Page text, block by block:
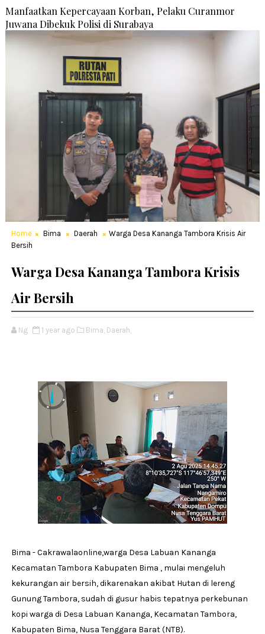
Manfaatkan Kepercayaan Korban, Pelaku Curanmor
Juwana Dibekuk Polisi di Surabaya
Home Bima Daerah
Warga Desa Kananga Tambora Krisis Air
Bersih
Warga Desa Kananga Tambora Krisis
Air Bersih
Ng 1 year ago Bima, Daerah,
Bima - Cakrawalaonline,warga Desa Labuan Kananga
Kecamatan Tambora Kabupaten Bima , mulai mengeluh
kekurangan air bersih, dikarenakan akibat Hutan di lereng
Gunung Tambora, sudah di gusur habis tepatnya perkebunan
kopi warga di Desa Labuan Kananga, Kecamatan Tambora,
Kabupaten Bima, Nusa Tenggara Barat (NTB).